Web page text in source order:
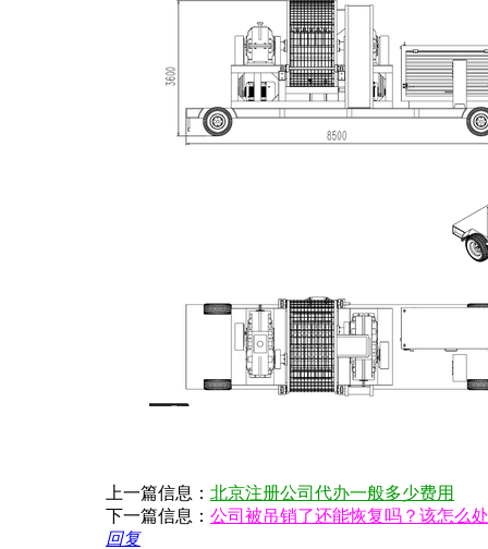
上一篇信息： 北京注册公司代办一般多少费用
下一篇信息： 公司被吊销了还能恢复吗？该怎么
回复